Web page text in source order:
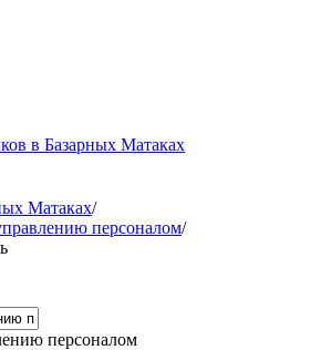
в Базарных Матаках
Матаках/
персоналом/
персоналом